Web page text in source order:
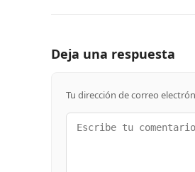
Deja una respuesta
Tu dirección de correo